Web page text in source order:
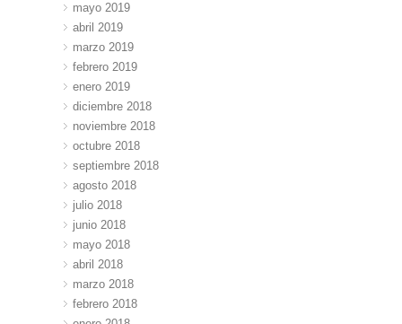
mayo 2019
abril 2019
marzo 2019
febrero 2019
enero 2019
diciembre 2018
noviembre 2018
octubre 2018
septiembre 2018
agosto 2018
julio 2018
junio 2018
mayo 2018
abril 2018
marzo 2018
febrero 2018